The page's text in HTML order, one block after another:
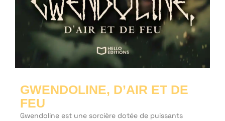
GWENDOLINE, D’AIR ET DE
FEU
Gwendoline est une sorcière dotée de puissants